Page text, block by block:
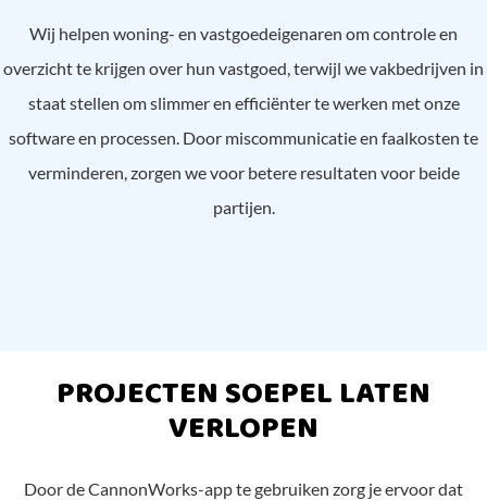
Wij helpen woning- en vastgoedeigenaren om controle en
overzicht te krijgen over hun vastgoed, terwijl we vakbedrijven in
staat stellen om slimmer en efficiënter te werken met onze
software en processen. Door miscommunicatie en faalkosten te
verminderen, zorgen we voor betere resultaten voor beide
partijen.
PROJECTEN SOEPEL LATEN
VERLOPEN
Door de CannonWorks-app te gebruiken zorg je ervoor dat